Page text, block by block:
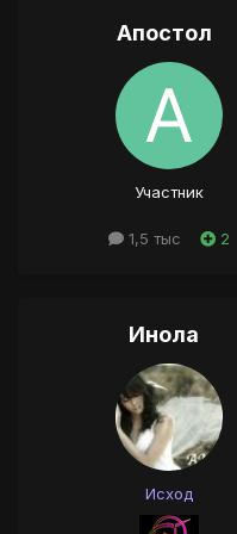
Апостол
Участник
1,5 тыс 2
Инола
Исход